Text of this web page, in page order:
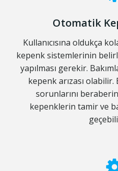
Otomatik
Kullanıcısına oldukça
kepenk sistemlerinin
yapılması gerekir.
kepenk arızası olabilir.
sorunlarını
kepenklerin tamir ve